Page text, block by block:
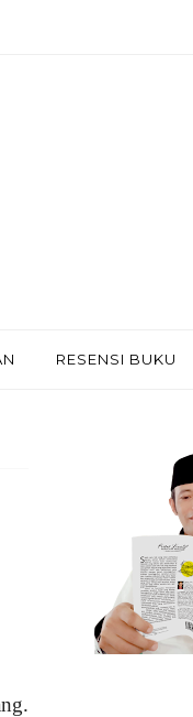
RESENSI BUKU